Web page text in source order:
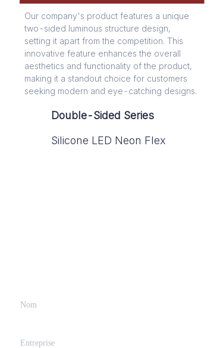
Double-Sided Series
Silicone LED Neon Flex
Our company's product features a unique
two-sided luminous structure design,
setting it apart from the competition. This
innovative feature enhances the overall
aesthetics and functionality of the product,
making it a standout choice for customers
seeking modern and eye-catching designs.
Nom
Entreprise